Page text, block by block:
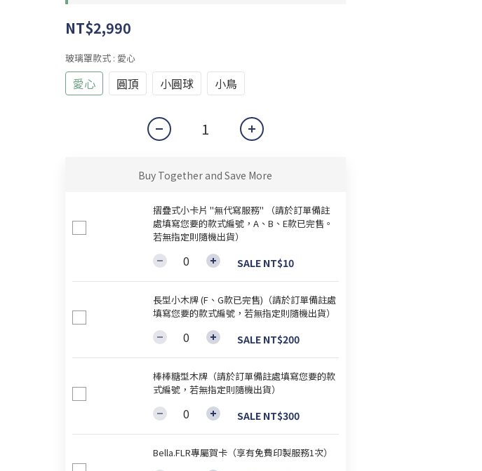
NT$2,990
玻璃罩款式 : 愛心
愛心 圓頂 小圓球 小鳥
Buy Together and Save More
摺疊式小卡片 "無代寫服務" （請於訂單備註
處填寫您要的款式編號，A、B、E款已完售。
若無指定則隨機出貨）
SALE NT$10
長型小木牌 (F、G款已完售)（請於訂單備註處
填寫您要的款式編號，若無指定則隨機出貨）
SALE NT$200
棒棒糖型木牌（請於訂單備註處填寫您要的款
式編號，若無指定則隨機出貨）
SALE NT$300
Bella.FLR專屬賀卡（享有免費印製服務1次）